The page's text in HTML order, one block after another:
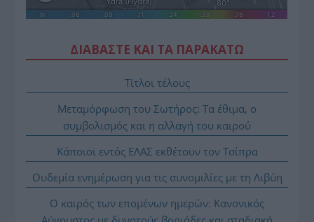
ΔΙΑΒΑΣΤΕ ΚΑΙ ΤΑ ΠΑΡΑΚΑΤΩ
Τίτλοι τέλους
Μεταμόρφωση του Σωτήρος: Τα έθιμα, ο
συμβολισμός και η αλλαγή του καιρού
Κάποιοι εντός ΕΛΑΣ εκθέτουν τον Τσίπρα
Ουδεμία ενημέρωση για τις συνομιλίες με τη Λιβύη
Ο καιρός των επομένων ημερών: Κανονικός